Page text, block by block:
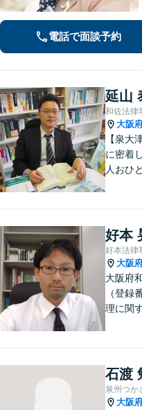
電話で面談予約
延山
和佐法律
大阪
【泉大
に密着
人おひ
好本
好本法律
大阪
大阪府
（登録
理に関
石渡
泉州つか
大阪